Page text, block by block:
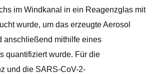
im Windkanal in ein Reagenzglas mit
wurde, um das erzeugte Aerosol
anschließend mithilfe eines
quantifiziert wurde. Für die
und die SARS-CoV-2-